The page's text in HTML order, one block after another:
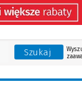
Szukaj